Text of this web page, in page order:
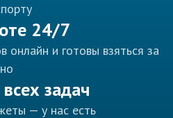
24/7
онлайн и готовы взяться за
задач
— у нас есть